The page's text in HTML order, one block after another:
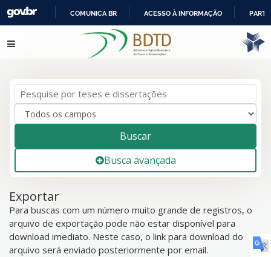
IR
PARA
COMUNICA BR ACESSO À INFORMAÇÃO
Pular para o conteúdo
Buscar
Busca avançada
Exportar
Para buscas com um número muito grande de registros, o
arquivo de exportação pode não estar disponível para
download imediato. Neste caso, o link para download do
arquivo será enviado posteriormente por email.